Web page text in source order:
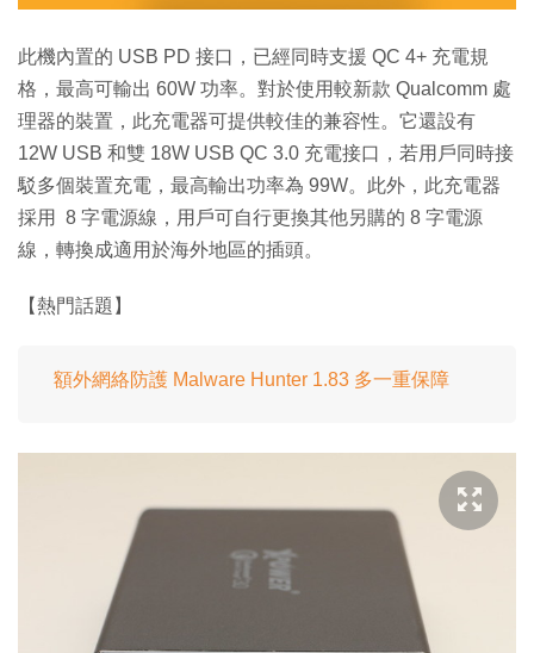
此機內置的 USB PD 接口，已經同時支援 QC 4+ 充電規
格，最高可輸出 60W 功率。對於使用較新款 Qualcomm 處
理器的裝置，此充電器可提供較佳的兼容性。它還設有
12W USB 和雙 18W USB QC 3.0 充電接口，若用戶同時接
駁多個裝置充電，最高輸出功率為 99W。此外，此充電器
採用 8 字電源線，用戶可自行更換其他另購的 8 字電源
線，轉換成適用於海外地區的插頭。
【熱門話題】
額外網絡防護 Malware Hunter 1.83 多一重保障